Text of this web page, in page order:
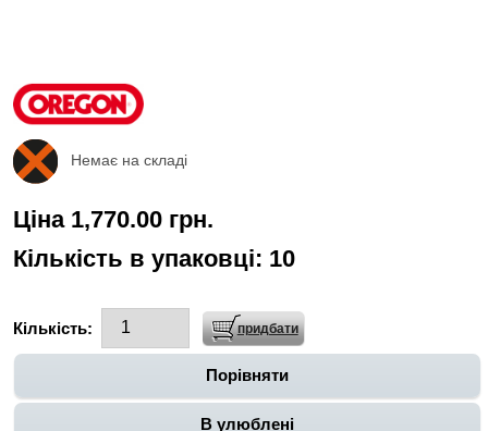
Немає на складі
Ціна 1,770.00 грн.
Кількість в упаковці: 10
Кількість:
Порівняти
В улюблені